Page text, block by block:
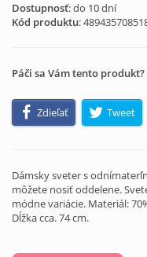
Dostupnosť: do 10 dní
Kód produktu:
Páči sa Vám tento
Zdieľať Tweet
Dámsky sveter s
môžete nosiť oddelene.
módne variácie. Materiál:
Dĺžka cca. 74 cm.